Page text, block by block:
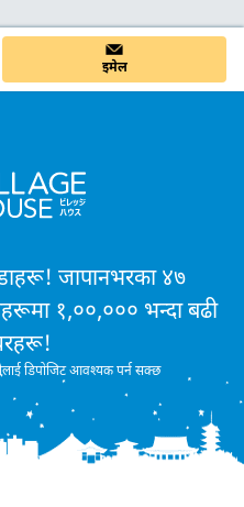
इमेल
जापानभरका ४७
१,००,००० भन्दा बढी
डिपोजिट आवश्यक पर्न सक्छ